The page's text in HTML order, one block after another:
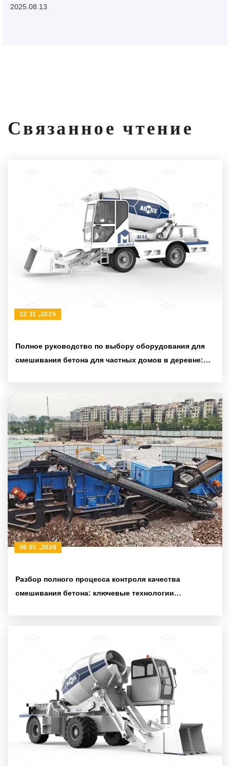
2025.08.13
Связанное чтение
Полное руководство по выбору оборудования для
смешивания бетона для частных домов в деревне:
22 11 ,2025
Разбор полного процесса контроля качества
смешивания бетона: ключевые технологии
06 01 ,2026